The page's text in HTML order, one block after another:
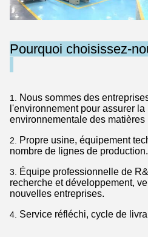
Pourquoi choisissez-
1. Nous sommes des
l'environnement pour assurer
environnementale des matières
2. Propre usine, équipement
nombre de lignes de production.
3. Équipe professionnelle de
recherche et développement,
nouvelles entreprises.
4. Service réfléchi, cycle de